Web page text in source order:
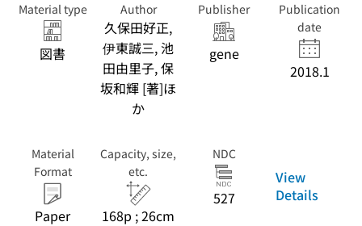
Material type
図書
Author
久保田好正,
伊東誠三, 池
田由里子, 保
坂和輝 [著]ほ
か
Publisher
gene
Publication
date
2018.1
Material
Format
Paper
Capacity, size,
etc.
168p ; 26cm
NDC
527
View
Details